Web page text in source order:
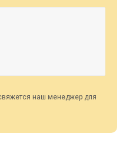
наш менеджер для